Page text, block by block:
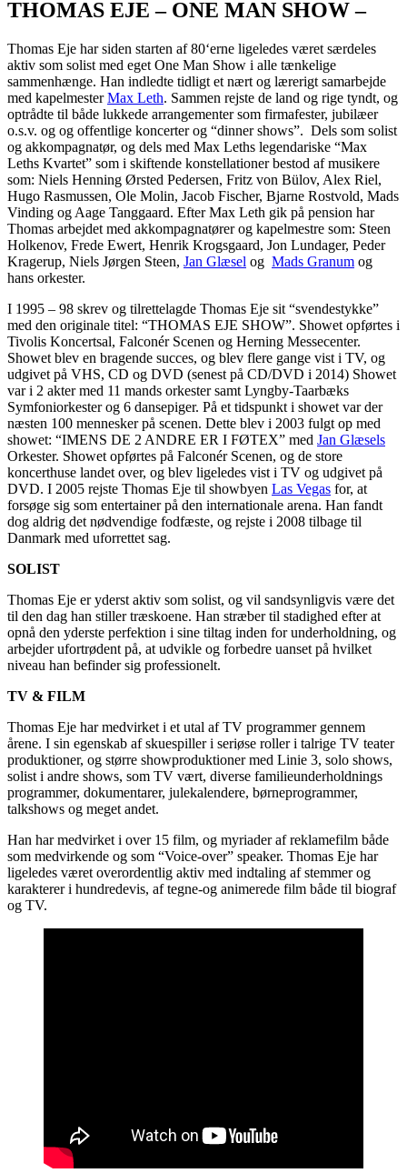
THOMAS EJE – ONE MAN SHOW –
Thomas Eje har siden starten af 80‘erne ligeledes været særdeles
aktiv som solist med eget One Man Show i alle tænkelige
sammenhænge. Han indledte tidligt et nært og lærerigt samarbejde
med kapelmesterMax Leth. Sammen rejste de land og rige tyndt, og
optrådte til både lukkede arrangementer som firmafester, jubilæer
o.s.v. og og offentlige koncerter og “dinner shows”. Dels som solist
og akkompagnatør, og dels med Max Leths legendariske “Max
Leths Kvartet” som i skiftende konstellationer bestod af musikere
som: Niels Henning Ørsted Pedersen, Fritz von Bülov, Alex Riel,
Hugo Rasmussen, Ole Molin, Jacob Fischer, Bjarne Rostvold, Mads
Vinding og Aage Tanggaard. Efter Max Leth gik på pension har
Thomas arbejdet med akkompagnatører og kapelmestre som: Steen
Holkenov, Frede Ewert, Henrik Krogsgaard, Jon Lundager, Peder
Kragerup, Niels Jørgen Steen, Jan Glæsel og Mads Granum og
hans orkester.
I 1995 – 98 skrev og tilrettelagde Thomas Eje sit “svendestykke”
med den originale titel: “THOMAS EJE SHOW”. Showet opførtes i
Tivolis Koncertsal, Falconér Scenen og Herning Messecenter.
Showet blev en bragende succes, og blev flere gange vist i TV, og
udgivet på VHS, CD og DVD (senest på CD/DVD i 2014) Showet
var i 2 akter med 11 mands orkester samt Lyngby-Taarbæks
Symfoniorkester og 6 dansepiger. På et tidspunkt i showet var der
næsten 100 mennesker på scenen. Dette blev i 2003 fulgt op med
showet: “IMENS DE 2 ANDRE ER I FØTEX” med Jan Glæsels
Orkester. Showet opførtes på Falconér Scenen, og de store
koncerthuse landet over, og blev ligeledes vist i TV og udgivet på
DVD. I 2005 rejste Thomas Eje til showbyen Las Vegas for, at
forsøge sig som entertainer på den internationale arena. Han fandt
dog aldrig det nødvendige fodfæste, og rejste i 2008 tilbage til
Danmark med uforrettet sag.
SOLIST
Thomas Eje er yderst aktiv som solist, og vil sandsynligvis være det
til den dag han stiller træskoene. Han stræber til stadighed efter at
opnå den yderste perfektion i sine tiltag inden for underholdning, og
arbejder ufortrødent på, at udvikle og forbedre uanset på hvilket
niveau han befinder sig professionelt.
TV & FILM
Thomas Eje har medvirket i et utal af TV programmer gennem
årene. I sin egenskab af skuespiller i seriøse roller i talrige TV teater
produktioner, og større showproduktioner med Linie 3, solo shows,
solist i andre shows, som TV vært, diverse familieunderholdnings
programmer, dokumentarer, julekalendere, børneprogrammer,
talkshows og meget andet.
Han har medvirket i over 15 film, og myriader af reklamefilm både
som medvirkende og som “Voice-over” speaker. Thomas Eje har
ligeledes været overordentlig aktiv med indtaling af stemmer og
karakterer i hundredevis, af tegne-og animerede film både til biograf
og TV.